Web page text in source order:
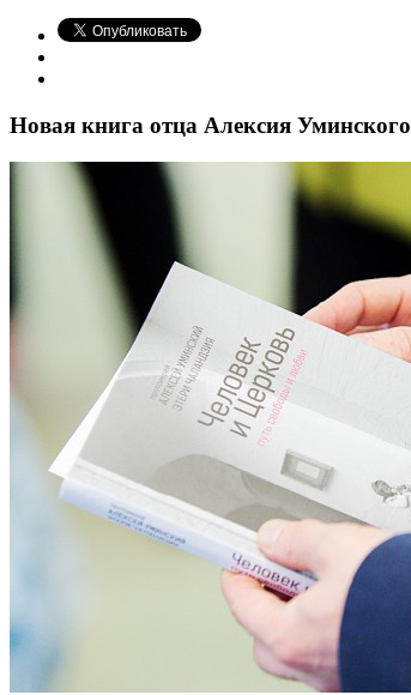
Новая книга отца Алексия Уминского